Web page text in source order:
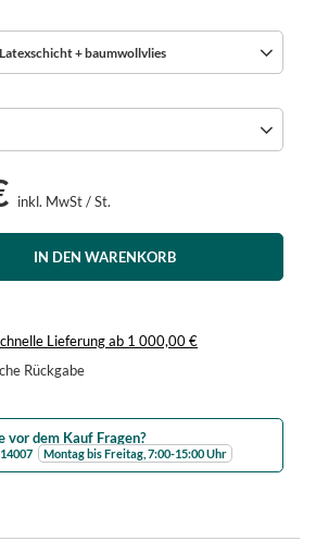
+ baumwollvlies
inkl. MwSt/St.
IN DEN WARENKORB
Lieferungab 1 000,00 €
Rückgabe
vor dem Kauf Fragen?
Montag bis Freitag, 7:00-15:00 Uhr